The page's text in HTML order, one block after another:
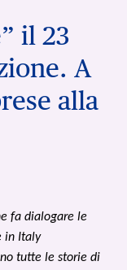
il 23
A
alla
fa dialogare le
in Italy
tutte le storie di